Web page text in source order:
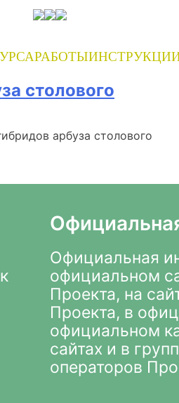
РАБОТЫ
столового
арбуза столового
Официальная
официальном
Проекта, на
Проекта, в
официальном
сайтах и в
операторов